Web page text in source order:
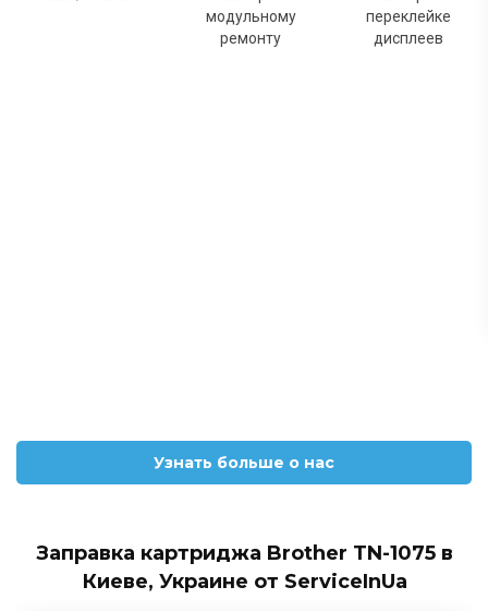
модульному
ремонту
переклейке
дисплеев
Узнать больше о нас
Заправка картриджа Brother TN-1075 в
Киеве, Украине от ServiceInUa